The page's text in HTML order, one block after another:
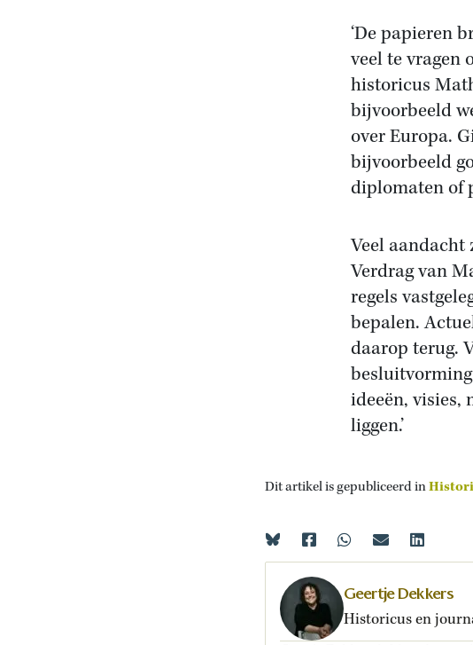
‘De papieren
veel te vragen
historicus
bijvoorbeeld
over Europa.
bijvoorbeeld
diplomaten of
Veel aandacht
Verdrag van
regels
bepalen.
daarop terug.
ideeën, visies,
liggen.’
Dit artikel is gepubliceerd in
Geertje Dekkers
Historicus en